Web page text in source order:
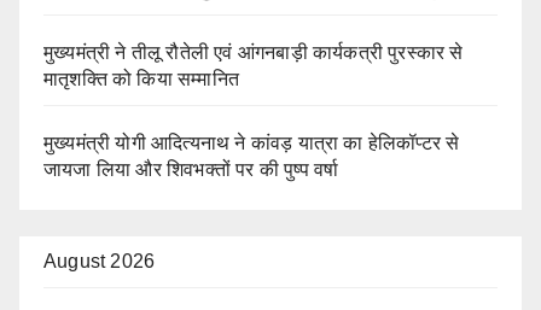
मुख्यमंत्री ने तीलू रौतेली एवं आंगनबाड़ी कार्यकत्री पुरस्कार से
मातृशक्ति को किया सम्मानित
मुख्यमंत्री योगी आदित्यनाथ ने कांवड़ यात्रा का हेलिकॉप्टर से
जायजा लिया और शिवभक्तों पर की पुष्प वर्षा
August 2026